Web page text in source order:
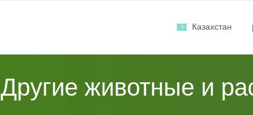
Казахстан
Другие животные и